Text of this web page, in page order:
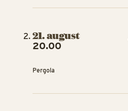
21. august
20.00
Pergola